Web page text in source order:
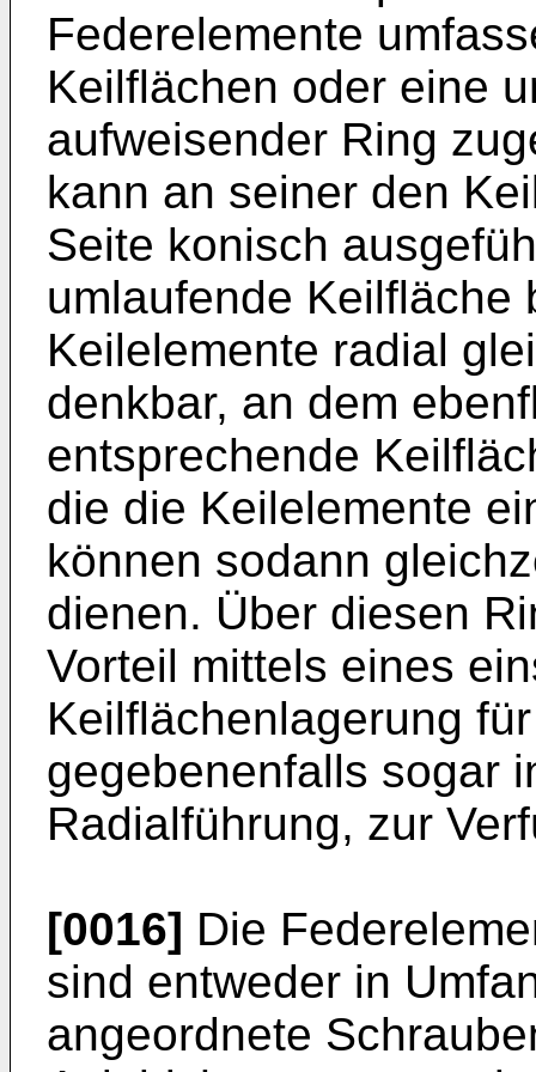
Federelemente
Keilflächen oder eine
aufweisender Ring
kann an seiner den
Seite konisch
umlaufende Keilfläche
Keilelemente radial
denkbar, an dem
entsprechende
die die Keilelemente
können sodann
dienen. Über diesen
Vorteil mittels eines
Keilflächenlagerung
gegebenenfalls sogar
Radialführung, zur
[0016] Die
sind entweder in
angeordnete